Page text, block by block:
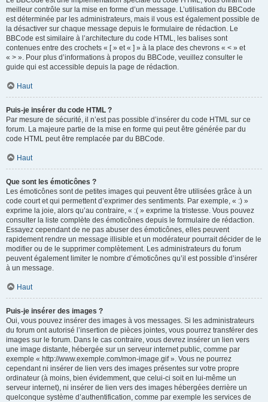
meilleur contrôle sur la mise en forme d’un message. L’utilisation du BBCode
est déterminée par les administrateurs, mais il vous est également possible de
la désactiver sur chaque message depuis le formulaire de rédaction. Le
BBCode est similaire à l’architecture du code HTML, les balises sont
contenues entre des crochets « [ » et « ] » à la place des chevrons « < » et
« > ». Pour plus d’informations à propos du BBCode, veuillez consulter le
guide qui est accessible depuis la page de rédaction.
Haut
Puis-je insérer du code HTML ?
Par mesure de sécurité, il n’est pas possible d’insérer du code HTML sur ce
forum. La majeure partie de la mise en forme qui peut être générée par du
code HTML peut être remplacée par du BBCode.
Haut
Que sont les émoticônes ?
Les émoticônes sont de petites images qui peuvent être utilisées grâce à un
code court et qui permettent d’exprimer des sentiments. Par exemple, « :) »
exprime la joie, alors qu’au contraire, « :( » exprime la tristesse. Vous pouvez
consulter la liste complète des émoticônes depuis le formulaire de rédaction.
Essayez cependant de ne pas abuser des émoticônes, elles peuvent
rapidement rendre un message illisible et un modérateur pourrait décider de le
modifier ou de le supprimer complètement. Les administrateurs du forum
peuvent également limiter le nombre d’émoticônes qu’il est possible d’insérer
à un message.
Haut
Puis-je insérer des images ?
Oui, vous pouvez insérer des images à vos messages. Si les administrateurs
du forum ont autorisé l’insertion de pièces jointes, vous pourrez transférer des
images sur le forum. Dans le cas contraire, vous devrez insérer un lien vers
une image distante, hébergée sur un serveur internet public, comme par
exemple « http://www.exemple.com/mon-image.gif ». Vous ne pourrez
cependant ni insérer de lien vers des images présentes sur votre propre
ordinateur (à moins, bien évidemment, que celui-ci soit en lui-même un
serveur internet), ni insérer de lien vers des images hébergées derrière un
quelconque système d’authentification, comme par exemple les services de